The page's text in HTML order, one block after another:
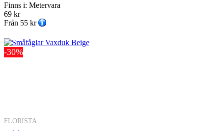
Finns i: Metervara
69 kr
Från 55 kr
-30%
FLORISTA